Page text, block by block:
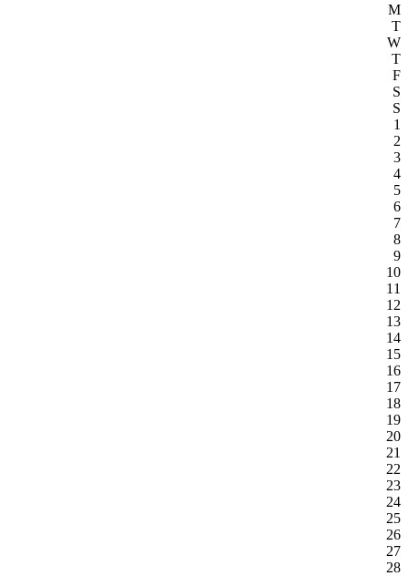
M
T
W
T
F
S
S
1
2
3
4
5
6
7
8
9
10
11
12
13
14
15
16
17
18
19
20
21
22
23
24
25
26
27
28